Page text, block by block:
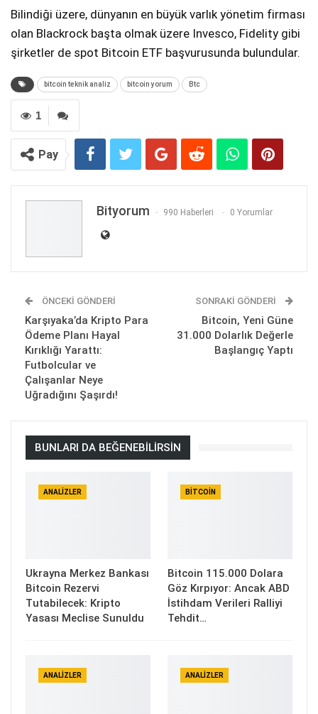
Bilindiği üzere, dünyanın en büyük varlık yönetim firması
olan Blackrock başta olmak üzere Invesco, Fidelity gibi
şirketler de spot Bitcoin ETF başvurusunda bulundular.
bitcoin teknik analiz bitcoin yorum Btc
1
Pay
Bityorum 990 Haberleri 0 Yorumlar
ÖNCEKI GÖNDERI
Karşıyaka’da Kripto Para
Ödeme Planı Hayal
Kırıklığı Yarattı:
Futbolcular ve
Çalışanlar Neye
Uğradığını Şaşırdı!
SONRAKI GÖNDERI
Bitcoin, Yeni Güne
31.000 Dolarlık Değerle
Başlangıç Yaptı
BUNLARI DA BEĞENEBILIRSIN
ANALIZLER
Ukrayna Merkez Bankası
Bitcoin Rezervi
Tutabilecek: Kripto
Yasası Meclise Sunuldu
BITCOIN
Bitcoin 115.000 Dolara
Göz Kırpıyor: Ancak ABD
İstihdam Verileri Ralliyi
Tehdit…
ANALIZLER ANALIZLER